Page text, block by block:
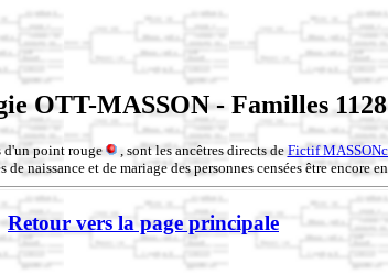
OTT-MASSON - Familles 1128
d'un point rouge , sont les ancêtres directs de Fictif
naissance et de mariage des personnes censées être encore
Retour vers la page principale